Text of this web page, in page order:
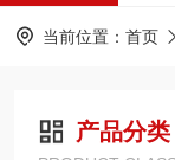
当前位置： 首页
产品分类